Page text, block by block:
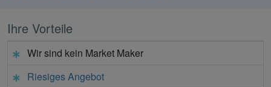
Ihre Vorteile
Wir sind kein Market Maker
Riesiges Angebot